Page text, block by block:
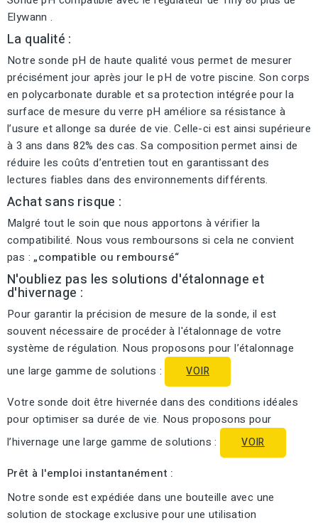
Elywann .
La qualité :
Notre sonde pH de haute qualité vous permet de mesurer
précisément jour après jour le pH de votre piscine. Son corps
en polycarbonate durable et sa protection intégrée pour la
surface de mesure du verre pH améliore sa résistance à
l’usure et allonge sa durée de vie. Celle-ci est ainsi supérieure
à 3 ans dans 82% des cas. Sa composition permet ainsi de
réduire les coûts d’entretien tout en garantissant des
lectures fiables dans des environnements différents.
Achat sans risque :
Malgré tout le soin que nous apportons à vérifier la
compatibilité. Nous vous remboursons si cela ne convient
pas :„compatible ou remboursé“
N'oubliez pas les solutions d'étalonnage et
d'hivernage :
Pour garantir la précision de mesure de la sonde, il est
souvent nécessaire de procéder à l'étalonnage de votre
système de régulation. Nous proposons pour l’étalonnage
une large gamme de solutions :
VOIR
Votre sonde doit être hivernée dans des conditions idéales
pour optimiser sa durée de vie. Nous proposons pour
l’hivernage une large gamme de solutions :
VOIR
Prêt à l'emploi instantanément :
Notre sonde est expédiée dans une bouteille avec une
solution de stockage exclusive pour une utilisation